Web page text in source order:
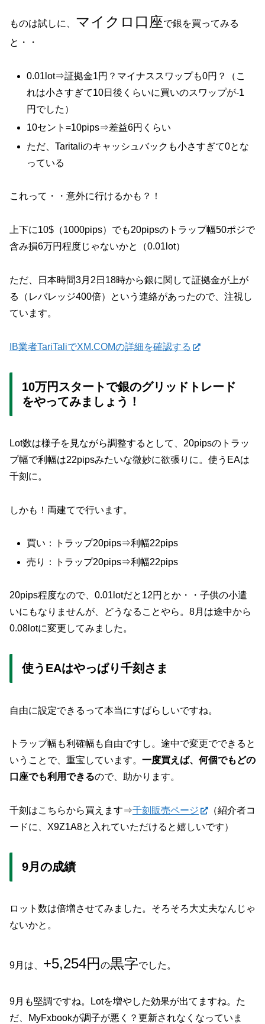
ものは試しに、 マイクロ口座で銀を買ってみる
と・・
0.01lot⇒証拠金1円？マイナススワップも0円？（こ
れは小さすぎて10日後くらいに買いのスワップが-1
円でした）
10セント=10pips⇒差益6円くらい
ただ、Taritaliのキャッシュバックも小さすぎて0とな
っている
これって・・意外に行けるかも？！
上下に10$（1000pips）でも20pipsのトラップ幅50ポジで
含み損6万円程度じゃないかと（0.01lot）
ただ、日本時間3月2日18時から銀に関して証拠金が上が
る（レバレッジ400倍）という連絡があったので、注視し
ています。
IB業者TariTaliでXM.COMの詳細を確認する
10万円スタートで銀のグリッドトレード
をやってみましょう！
Lot数は様子を見ながら調整するとして、20pipsのトラッ
プ幅で利幅は22pipsみたいな微妙に欲張りに。使うEAは
千刻に。
しかも！両建てで行います。
買い：トラップ20pips⇒利幅22pips
売り：トラップ20pips⇒利幅22pips
20pips程度なので、0.01lotだと12円とか・・子供の小遣
いにもなりませんが、どうなることやら。8月は途中から
0.08lotに変更してみました。
使うEAはやっぱり千刻さま
自由に設定できるって本当にすばらしいですね。
トラップ幅も利確幅も自由ですし。途中で変更でできると
いうことで、重宝しています。 一度買えば、何個でもどの
口座でも利用できるので、助かります。
千刻はこちらから買えます⇒千刻販売ページ
（紹介者コ
ードに、X9Z1A8と入れていただけると嬉しいです）
9月の成績
ロット数は倍増させてみました。そろそろ大丈夫なんじゃ
ないかと。
9月は、 +5,254円 の黒字でした。
9月も堅調ですね。Lotを増やした効果が出てますね。た
だ、MyFxbookが調子が悪く？更新されなくなっていま